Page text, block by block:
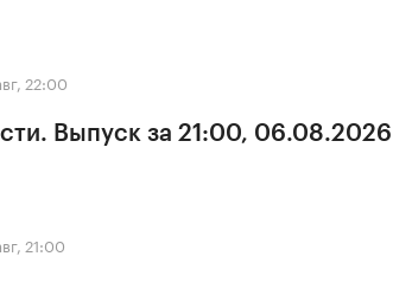
22:00
Выпуск за 21:00, 06.08.2026
21:00